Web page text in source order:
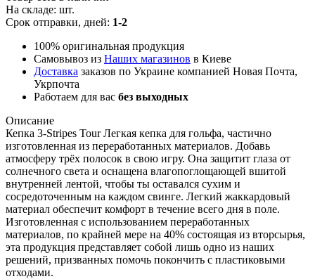
На складе: шт.
Срок отправки, дней: 1-2
100% оригинальная продукция
Самовывоз из Наших магазинов в Киеве
Доставка заказов по Украине компанией Новая Почта,
Укрпочта
Работаем для вас без выходных
Описание
Кепка 3-Stripes Tour Легкая кепка для гольфа, частично
изготовленная из переработанных материалов. Добавь
атмосферу трёх полосок в свою игру. Она защитит глаза от
солнечного света и оснащена влагопоглощающей вшитой
внутренней лентой, чтобы ты оставался сухим и
сосредоточенным на каждом свинге. Легкий жаккардовый
материал обеспечит комфорт в течение всего дня в поле.
Изготовленная с использованием переработанных
материалов, по крайней мере на 40% состоящая из вторсырья,
эта продукция представляет собой лишь одно из наших
решений, призванных помочь покончить с пластиковыми
отходами.